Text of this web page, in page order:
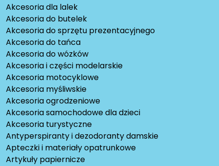
Akcesoria dla lalek
Akcesoria do butelek
Akcesoria do sprzętu prezentacyjnego
Akcesoria do tańca
Akcesoria do wózków
Akcesoria i części modelarskie
Akcesoria motocyklowe
Akcesoria myśliwskie
Akcesoria ogrodzeniowe
Akcesoria samochodowe dla dzieci
Akcesoria turystyczne
Antyperspiranty i dezodoranty damskie
Apteczki i materiały opatrunkowe
Artykuły papiernicze